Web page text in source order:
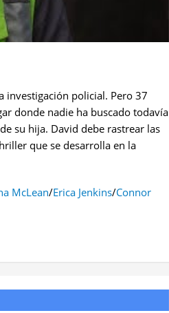
investigación policial. Pero 37
donde nadie ha buscado todavía
su hija. David debe rastrear las
que se desarrolla en la
McLean/Erica Jenkins/Connor